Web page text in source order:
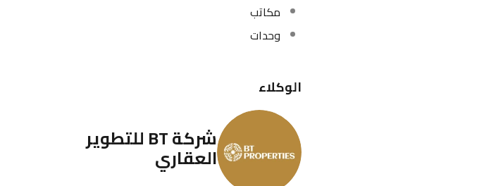
مكاتب
وحدات
الوكلاء
شركة BT للتطوير
العقاري